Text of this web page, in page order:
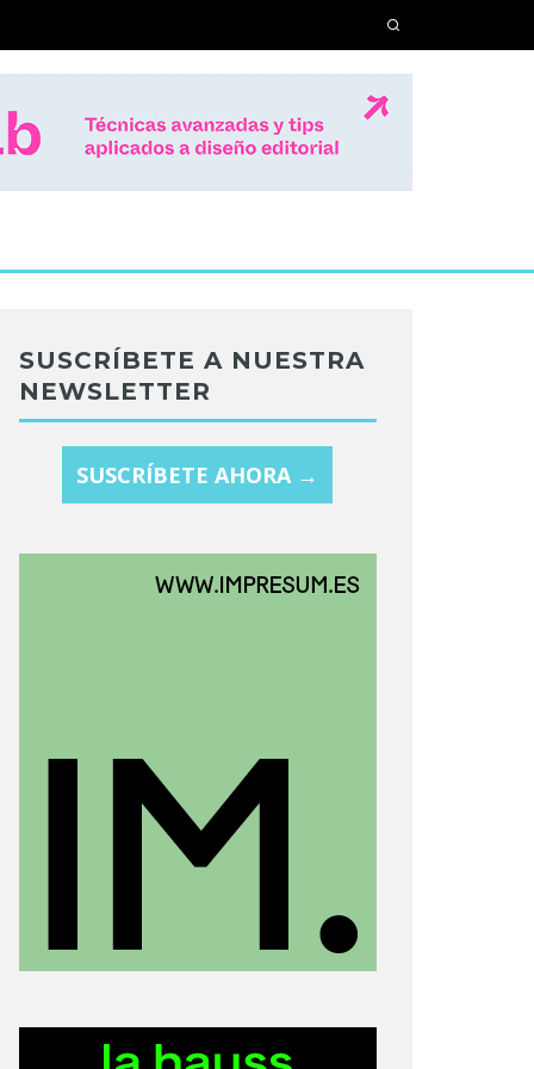
SUSCRÍBETE A NUESTRA
NEWSLETTER
SUSCRÍBETE AHORA →